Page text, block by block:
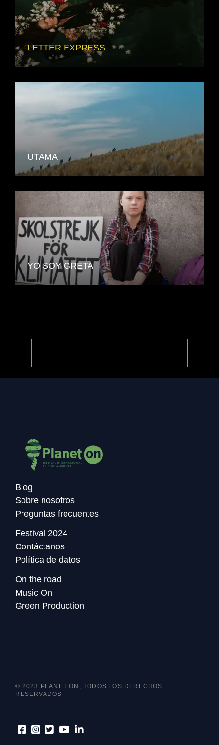
LETTER EXPRESS
UTAMA
YO SOY GRETA
Blog
Sobre nosotros
Preguntas frecuentes
Festival 2024
Contáctanos
Política de datos
On the road
Music On
Green Production
© 2023 PLANET ON, TODOS LOS DERECHOS
RESERVADOS